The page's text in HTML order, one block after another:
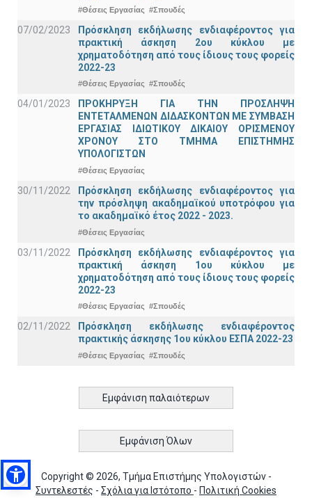
#Θέσεις Εργασίας #Σπουδές
07/02/2023
Πρόσκληση εκδήλωσης ενδιαφέροντος για
πρακτική άσκηση 2ου κύκλου με
χρηματοδότηση από τους ίδιους τους φορείς
2022-23
#Θέσεις Εργασίας #Σπουδές
04/01/2023
ΠΡΟΚΗΡΥΞΗ ΓΙΑ ΤΗΝ ΠΡΟΣΛΗΨΗ
ΕΝΤΕΤΑΛΜΕΝΩΝ ΔΙΔΑΣΚΟΝΤΩΝ ΜΕ ΣΥΜΒΑΣΗ
ΕΡΓΑΣΙΑΣ ΙΔΙΩΤΙΚΟΥ ΔΙΚΑΙΟΥ ΟΡΙΣΜΕΝΟΥ
ΧΡΟΝΟΥ ΣΤΟ ΤΜΗΜΑ ΕΠΙΣΤΗΜΗΣ
ΥΠΟΛΟΓΙΣΤΩΝ
#Θέσεις Εργασίας
30/11/2022
Πρόσκληση εκδήλωσης ενδιαφέροντος για
την πρόσληψη ακαδημαϊκoύ υποτρόφου για
το ακαδημαϊκό έτος 2022 - 2023.
#Θέσεις Εργασίας
03/11/2022
Πρόσκληση εκδήλωσης ενδιαφέροντος για
πρακτική άσκηση 1ου κύκλου με
χρηματοδότηση από τους ίδιους τους φορείς
2022-23
#Θέσεις Εργασίας #Σπουδές
02/11/2022
Πρόσκληση εκδήλωσης ενδιαφέροντος
πρακτικής άσκησης 1ου κύκλου ΕΣΠΑ 2022-23
#Θέσεις Εργασίας #Σπουδές
Εμφάνιση παλαιότερων
Εμφάνιση Όλων
Copyright © 2026, Τμήμα Επιστήμης Υπολογιστών -
Συντελεστές - Σχόλια για Ιστότοπο - Πολιτική Cookies